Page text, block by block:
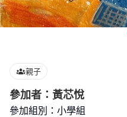
親子
參加者：黃芯悅
參加組別：小學組